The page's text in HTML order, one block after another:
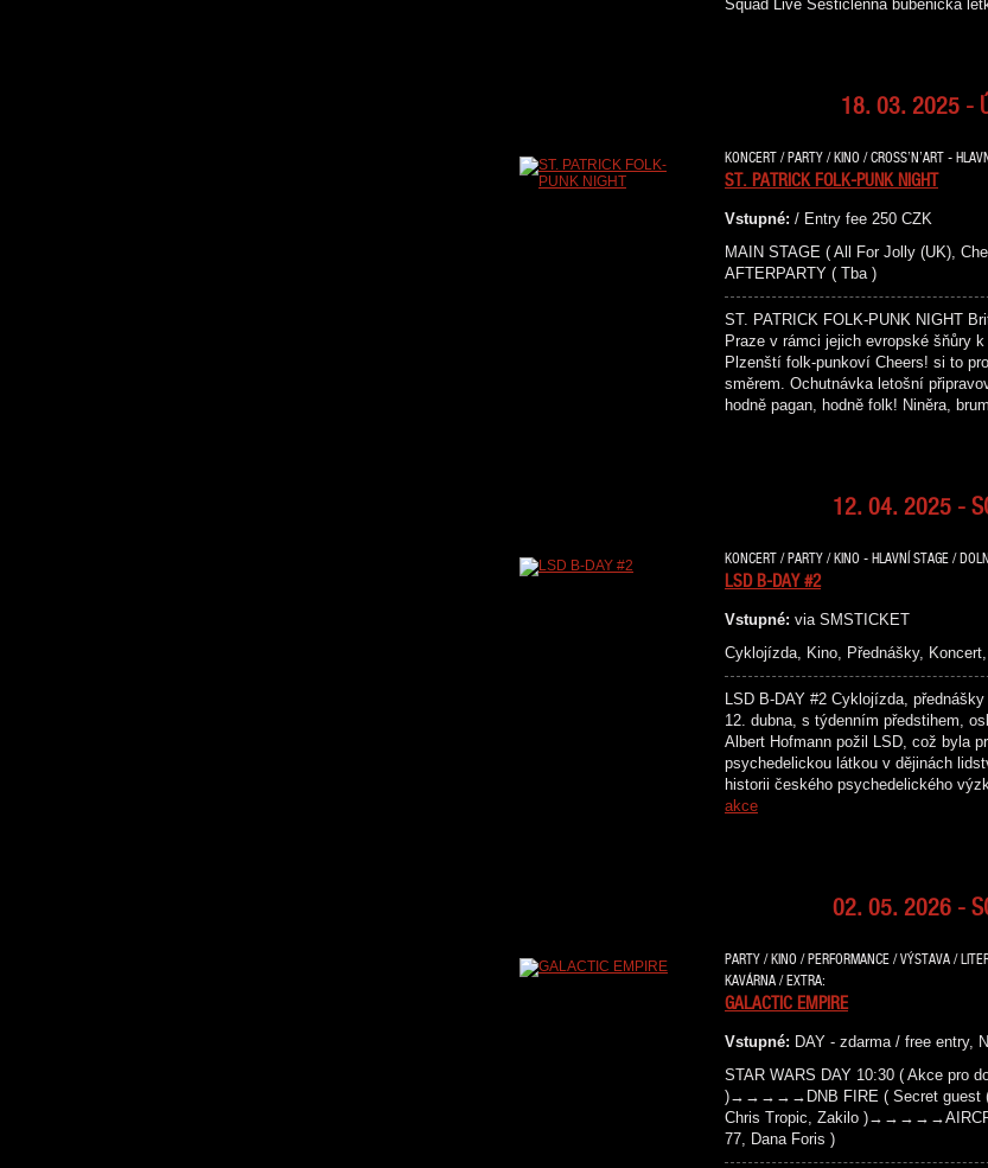
Squad Live Šestičlenná bubenická
18. 03. 2025 -
KONCERT / PARTY / KINO / CROSS’N’ART -
ST. PATRICK FOLK-PUNK NIGHT
Vstupné: / Entry fee 250 CZK
MAIN STAGE ( All For Jolly (UK),
AFTERPARTY ( Tba )
ST. PATRICK FOLK-PUNK NIGHT
Praze v rámci jejich evropské šňůry
Plzenští folk-punkoví Cheers! si to
směrem. Ochutnávka letošní
hodně pagan, hodně folk! Niněra,
12. 04. 2025 -
KONCERT / PARTY / KINO - HLAVNÍ STAGE /
LSD B-DAY #2
Vstupné: via SMSTICKET
Cyklojízda, Kino, Přednášky,
LSD B-DAY #2 Cyklojízda,
12. dubna, s týdenním předstihem,
Albert Hofmann požil LSD, což byla
psychedelickou látkou v dějinách
historii českého psychedelického
akce
02. 05. 2026 -
PARTY / KINO / PERFORMANCE / VÝSTAVA /
KAVÁRNA / EXTRA:
GALACTIC EMPIRE
Vstupné: DAY - zdarma / free entry,
STAR WARS DAY 10:30 ( Akce pro
)→→→→→DNB FIRE ( Secret guest
Chris Tropic, Zakilo
77, Dana Foris )